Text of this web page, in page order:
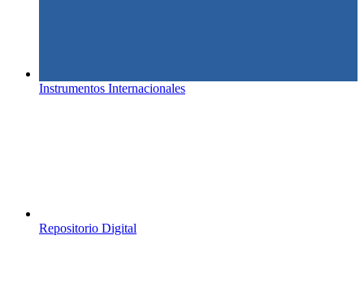
Instrumentos Internacionales
Repositorio Digital